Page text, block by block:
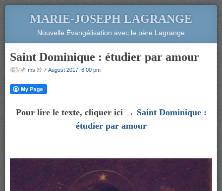
MARIE-JOSEPH LAGRANGE
Nouvelle Évangélisation avec le père Lagrange
Saint Dominique : étudier par amour
張貼者 ms 於 7 August 2017, 6:00 pm
Pour lire le texte, cliquer ici → Saint Dominique :
étudier par amour